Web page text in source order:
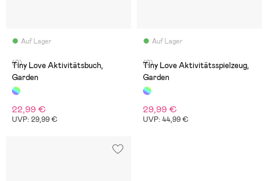
Auf Lager
(0)
Tiny Love Aktivitätsbuch,
Garden
22,99 €
UVP: 29,99 €
Auf Lager
(0)
Tiny Love Aktivitätsspielzeug,
Garden
29,99 €
UVP: 44,99 €